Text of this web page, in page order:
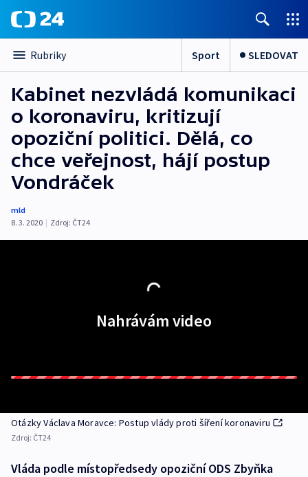
Rubriky Sport SLEDOVAT
Kabinet nezvládá komunikaci
o koronaviru, kritizují
opoziční politici. Dělá, co
chce veřejnost, hájí postup
Vondráček
mld
8. 3. 2020 | Zdroj: ČT24
Nahrávám video
Otázky Václava Moravce: Postup vlády proti šíření koronaviru
Zdroj: ČT24
Vláda podle místopředsedy opoziční ODS Zbyňka